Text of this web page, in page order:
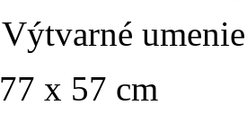
Výtvarné umenie
77 x 57 cm